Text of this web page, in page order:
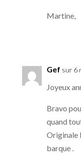
Martine,
Gef sur 6
Joyeux
Bravo
quand
Originale
barque .